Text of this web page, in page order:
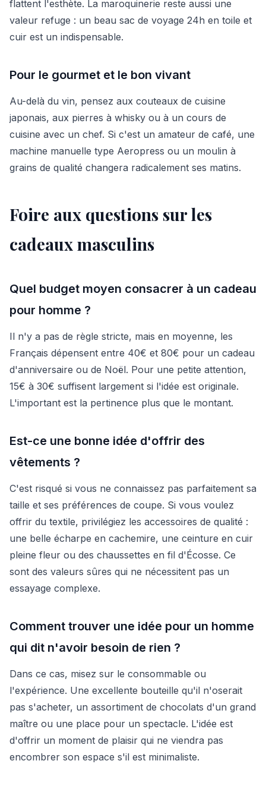
flattent l'esthète. La maroquinerie reste aussi une
valeur refuge : un beau sac de voyage 24h en toile et
cuir est un indispensable.
Pour le gourmet et le bon vivant
Au-delà du vin, pensez aux couteaux de cuisine
japonais, aux pierres à whisky ou à un cours de
cuisine avec un chef. Si c'est un amateur de café, une
machine manuelle type Aeropress ou un moulin à
grains de qualité changera radicalement ses matins.
Foire aux questions sur les
cadeaux masculins
Quel budget moyen consacrer à un cadeau
pour homme ?
Il n'y a pas de règle stricte, mais en moyenne, les
Français dépensent entre 40€ et 80€ pour un cadeau
d'anniversaire ou de Noël. Pour une petite attention,
15€ à 30€ suffisent largement si l'idée est originale.
L'important est la pertinence plus que le montant.
Est-ce une bonne idée d'offrir des
vêtements ?
C'est risqué si vous ne connaissez pas parfaitement sa
taille et ses préférences de coupe. Si vous voulez
offrir du textile, privilégiez les accessoires de qualité :
une belle écharpe en cachemire, une ceinture en cuir
pleine fleur ou des chaussettes en fil d'Écosse. Ce
sont des valeurs sûres qui ne nécessitent pas un
essayage complexe.
Comment trouver une idée pour un homme
qui dit n'avoir besoin de rien ?
Dans ce cas, misez sur le consommable ou
l'expérience. Une excellente bouteille qu'il n'oserait
pas s'acheter, un assortiment de chocolats d'un grand
maître ou une place pour un spectacle. L'idée est
d'offrir un moment de plaisir qui ne viendra pas
encombrer son espace s'il est minimaliste.